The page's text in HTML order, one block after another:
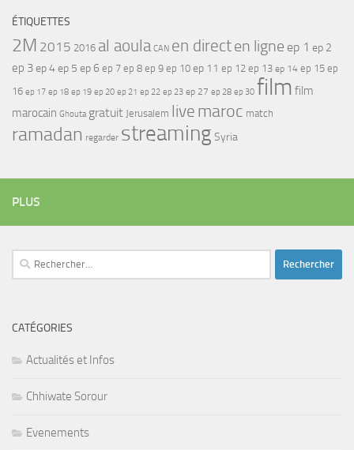
ÉTIQUETTES
2M 2015 2016 al aoula CAN en directen ligne ep 1 ep 2
ep 3ep 4ep 5 ep 6 ep 7 ep 8 ep 9 ep 10 ep 11 ep 12 ep 13 ep 14 ep 15 ep
16 ep 17 ep 18 ep 19 ep 20 ep 21 ep 22 ep 23 ep 27 ep 28 ep 30 film film
marocain Ghouta gratuit Jerusalem live maroc match
ramadan regarder streamingSyria
PLUS
Rechercher :
CATÉGORIES
Actualités et Infos
Chhiwate Sorour
Evenements